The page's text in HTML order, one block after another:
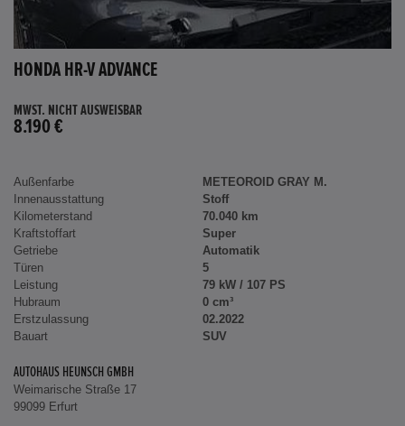
HONDA HR-V ADVANCE
MWST. NICHT AUSWEISBAR
8.190 €
Außenfarbe
METEOROID GRAY M.
Innenausstattung
Stoff
Kilometerstand
70.040 km
Kraftstoffart
Super
Getriebe
Automatik
Türen
5
Leistung
79 kW / 107 PS
Hubraum
0 cm³
Erstzulassung
02.2022
Bauart
SUV
AUTOHAUS HEUNSCH GMBH
Weimarische Straße 17
99099 Erfurt